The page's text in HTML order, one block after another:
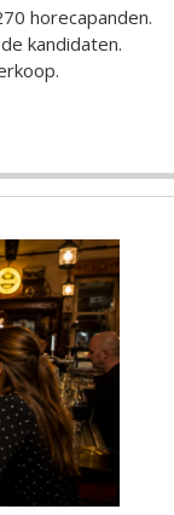
horecapanden.
kandidaten.